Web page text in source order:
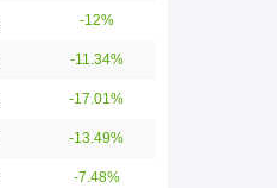
-12%
-11.34%
-17.01%
-13.49%
-7.48%